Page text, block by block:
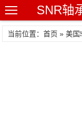
SNR轴
当前位置：首页 »美国